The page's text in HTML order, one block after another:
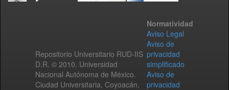
Repositorio Universitario RUD-IIS
D.R. © 2010. Universidad
Nacional Autónoma de México.
Ciudad Universitaria, Coyoacán,
Normatividad
Aviso Legal
Aviso de
privacidad
simplificado
Aviso de
privacidad